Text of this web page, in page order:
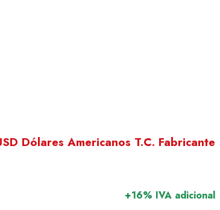
Dólares Americanos T.C. Fabricante
+16% IVA adicional